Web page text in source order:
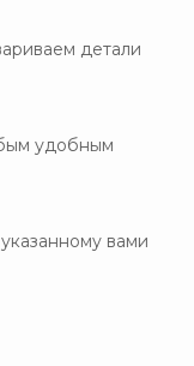
детали
удобным
вами